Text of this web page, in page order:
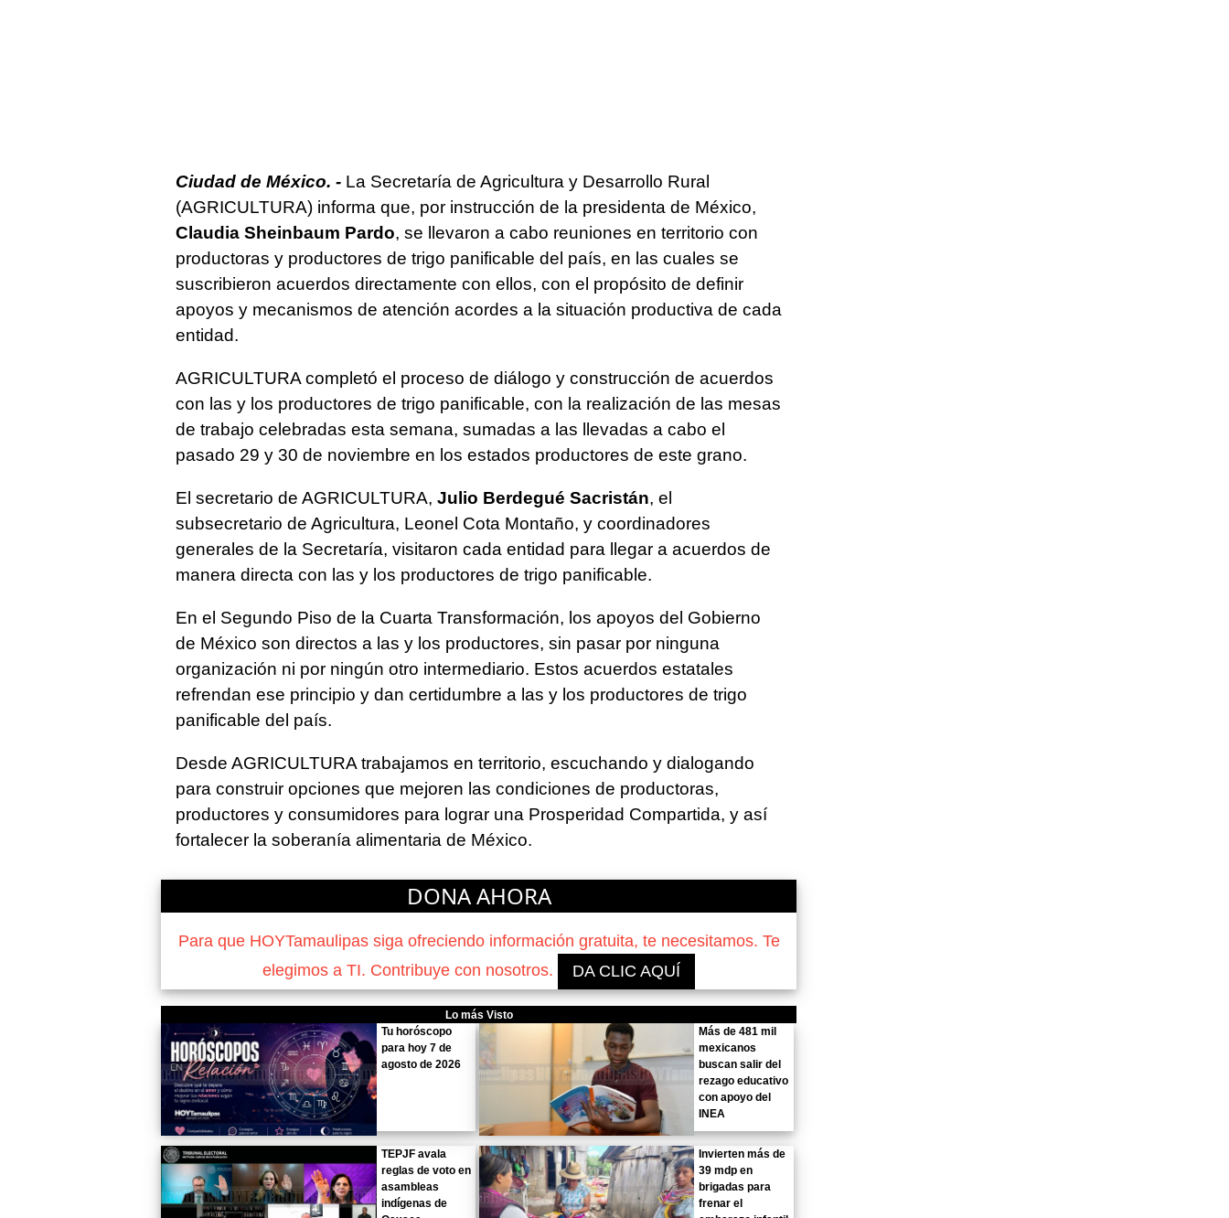
Ciudad de México. - La Secretaría de Agricultura y Desarrollo Rural
(AGRICULTURA) informa que, por instrucción de la presidenta de México,
Claudia Sheinbaum Pardo, se llevaron a cabo reuniones en territorio con
productoras y productores de trigo panificable del país, en las cuales se
suscribieron acuerdos directamente con ellos, con el propósito de definir
apoyos y mecanismos de atención acordes a la situación productiva de cada
entidad.
AGRICULTURA completó el proceso de diálogo y construcción de acuerdos
con las y los productores de trigo panificable, con la realización de las mesas
de trabajo celebradas esta semana, sumadas a las llevadas a cabo el
pasado 29 y 30 de noviembre en los estados productores de este grano.
El secretario de AGRICULTURA, Julio Berdegué Sacristán, el
subsecretario de Agricultura, Leonel Cota Montaño, y coordinadores
generales de la Secretaría, visitaron cada entidad para llegar a acuerdos de
manera directa con las y los productores de trigo panificable.
En el Segundo Piso de la Cuarta Transformación, los apoyos del Gobierno
de México son directos a las y los productores, sin pasar por ninguna
organización ni por ningún otro intermediario. Estos acuerdos estatales
refrendan ese principio y dan certidumbre a las y los productores de trigo
panificable del país.
Desde AGRICULTURA trabajamos en territorio, escuchando y dialogando
para construir opciones que mejoren las condiciones de productoras,
productores y consumidores para lograr una Prosperidad Compartida, y así
fortalecer la soberanía alimentaria de México.
DONA AHORA
Para que HOYTamaulipas siga ofreciendo información gratuita, te necesitamos. Te
elegimos a TI. Contribuye con nosotros.
DA CLIC AQUÍ
Lo más Visto
Tu horóscopo
para hoy 7 de
agosto de 2026
Más de 481 mil
mexicanos
buscan salir del
rezago educativo
con apoyo del
INEA
TEPJF avala
reglas de voto en
asambleas
indígenas de
Invierten más de
39 mdp en
brigadas para
frenar el